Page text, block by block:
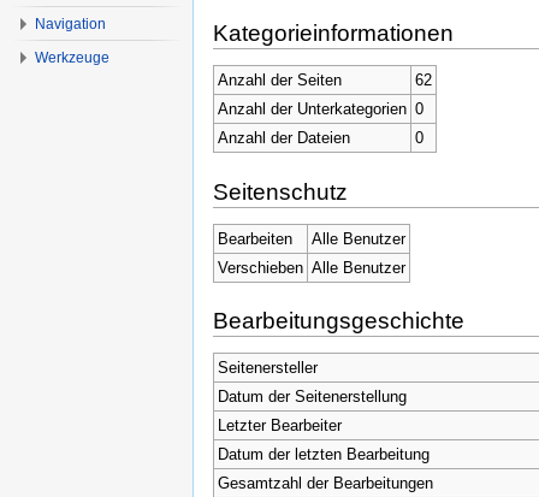
Kategorieinformationen
Anzahl der Seiten
62
Anzahl der Unterkategorien 0
Anzahl der Dateien
0
Seitenschutz
Bearbeiten
Alle Benutzer
Verschieben Alle Benutzer
Bearbeitungsgeschichte
Seitenersteller
Datum der Seitenerstellung
Letzter Bearbeiter
Datum der letzten Bearbeitung
Gesamtzahl der Bearbeitungen
Navigation
Werkzeuge